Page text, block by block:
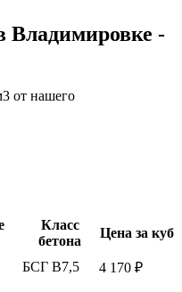
Владимировке -
от нашего
Класс
бетона
Цена за куб
БСГ В7,5
4 170 ₽